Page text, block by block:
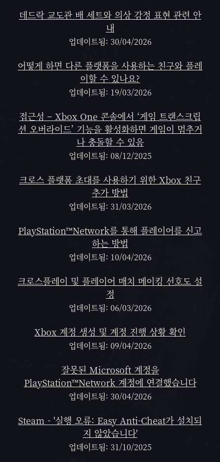
데드락 교도관 배 세트와 의상 감정 표현 관련 안
내
업데이트됨: 30/04/2026
어떻게 하면 다른 플랫폼을 사용하는 친구와 플레
이할 수 있나요?
업데이트됨: 19/03/2026
접근성 – Xbox One 콘솔에서 ‘게임 트랜스크립
션 오버라이드’ 기능을 활성화하면 게임이 멈추거
나 충돌할 수 있음
업데이트됨: 08/12/2025
크로스 플랫폼 초대를 사용하기 위한 Xbox 친구
추가 방법
업데이트됨: 31/03/2026
PlayStation™Network를 통해 플레이어를 신고
하는 방법
업데이트됨: 10/04/2026
크로스플레이 및 플레이어 매치 메이킹 선호도 설
정
업데이트됨: 06/03/2026
Xbox 계정 생성 및 계정 진행 상황 확인
업데이트됨: 09/04/2026
잘못된 Microsoft 계정을
PlayStation™Network 계정에 연결했습니다
업데이트됨: 30/04/2026
Steam - '실행 오류: Easy Anti-Cheat가 설치되
지 않았습니다'
업데이트됨: 31/10/2025